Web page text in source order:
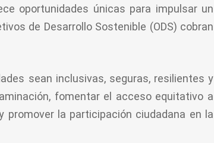
oportunidades únicas para impulsar un
de Desarrollo Sostenible (ODS) cobran
sean inclusivas, seguras, resilientes y
fomentar el acceso equitativo a
promover la participación ciudadana en la